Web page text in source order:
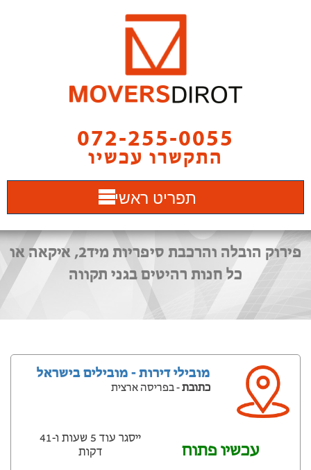
072-255-0055
התקשרו עכשיו
תפריט ראשי
פירוק הובלה והרכבת סיפריות מיד2, איקאה או
כל חנות רהיטים בגני תקווה
מובילי דירות - מובילים בישראל
כתובת- בפריסה ארצית
עכשיו פתוח
ייסגר עוד 5 שעות ‫ו-41
דקות